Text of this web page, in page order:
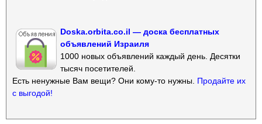
Doska.orbita.co.il — доска бесплатных
объявлений Израиля
1000 новых объявлений каждый день. Десятки
тысяч посетителей.
Есть ненужные Вам вещи? Они кому-то нужны. Продайте их
с выгодой!